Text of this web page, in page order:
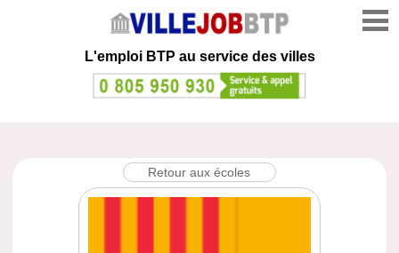
L'emploi BTP au service des villes
Retour aux écoles